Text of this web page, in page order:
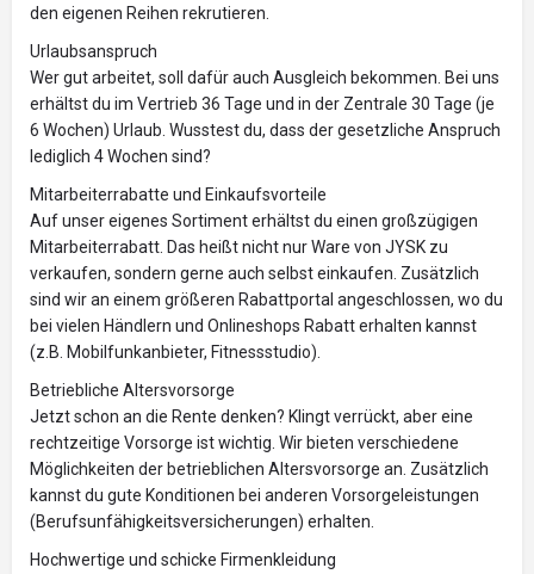
den eigenen Reihen rekrutieren.
Urlaubsanspruch
Wer gut arbeitet, soll dafür auch Ausgleich bekommen. Bei uns
erhältst du im Vertrieb 36 Tage und in der Zentrale 30 Tage (je
6 Wochen) Urlaub. Wusstest du, dass der gesetzliche Anspruch
lediglich 4 Wochen sind?
Mitarbeiterrabatte und Einkaufsvorteile
Auf unser eigenes Sortiment erhältst du einen großzügigen
Mitarbeiterrabatt. Das heißt nicht nur Ware von JYSK zu
verkaufen, sondern gerne auch selbst einkaufen. Zusätzlich
sind wir an einem größeren Rabattportal angeschlossen, wo du
bei vielen Händlern und Onlineshops Rabatt erhalten kannst
(z.B. Mobilfunkanbieter, Fitnessstudio).
Betriebliche Altersvorsorge
Jetzt schon an die Rente denken? Klingt verrückt, aber eine
rechtzeitige Vorsorge ist wichtig. Wir bieten verschiedene
Möglichkeiten der betrieblichen Altersvorsorge an. Zusätzlich
kannst du gute Konditionen bei anderen Vorsorgeleistungen
(Berufsunfähigkeitsversicherungen) erhalten.
Hochwertige und schicke Firmenkleidung